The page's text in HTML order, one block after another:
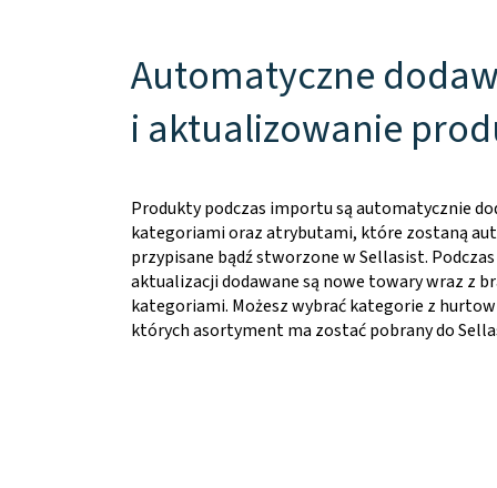
Automatyczne
i aktualizowanie
Produkty podczas importu są automatycznie
kategoriami oraz atrybutami, które zostaną
przypisane bądź stworzone w Sellasist.
aktualizacji dodawane są nowe towary wraz z
kategoriami. Możesz wybrać kategorie z
których asortyment ma zostać pobrany do